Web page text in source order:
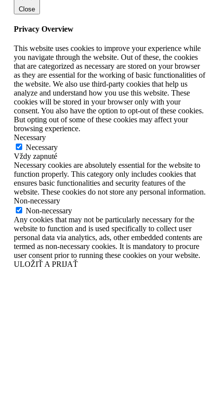
Close
Privacy Overview
This website uses cookies to improve your experience while
you navigate through the website. Out of these, the cookies
that are categorized as necessary are stored on your browser
as they are essential for the working of basic functionalities of
the website. We also use third-party cookies that help us
analyze and understand how you use this website. These
cookies will be stored in your browser only with your
consent. You also have the option to opt-out of these cookies.
But opting out of some of these cookies may affect your
browsing experience.
Necessary
Necessary
Vždy zapnuté
Necessary cookies are absolutely essential for the website to
function properly. This category only includes cookies that
ensures basic functionalities and security features of the
website. These cookies do not store any personal information.
Non-necessary
Non-necessary
Any cookies that may not be particularly necessary for the
website to function and is used specifically to collect user
personal data via analytics, ads, other embedded contents are
termed as non-necessary cookies. It is mandatory to procure
user consent prior to running these cookies on your website.
ULOŽIŤ A PRIJAŤ